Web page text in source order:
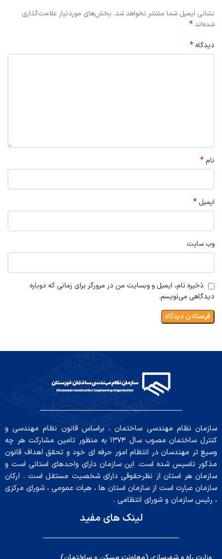
نشانی ایمیل شما منتشر نخواهد شد. بخش‌های موردنیاز علامت‌گذاری
شده‌اند*
دیدگاه *
نام*
ایمیل *
وب‌ سایت
ذخیره نام، ایمیل و وبسایت من در مرورگر برای زمانی که دوباره
دیدگاهی می‌نویسم.
سازمان نظام مهندسی ساختمان ، براساس قانون نظام مهندسی و
کنترل ساختمان مصوب سال ۱۳۷۴ به منظور تامین مشارکت هر چه
وسیع تر مهندسان در انتظام امور حرفه ای خود و تحقق اهداف قانون
مذکور تاسیس شده است. این سازمان دارای واحدهای استانی است و
سازمان هر استان از نظرحقوقی دارای شخصیت مستقل است . ارکان
سازمان عبارت است از سازمان استان ها ، هیات عمومی ، شورای مرکزی
، رئیس سازمان و شورای انتظامی .
لینک های مفید